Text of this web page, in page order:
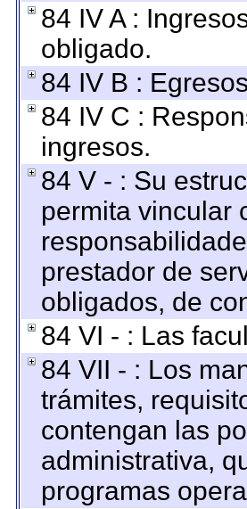
84 IV A :
obligado.
84 IV B :
84 IV C :
ingresos.
84 V - : Su
permita vincular
prestador de
obligados, de
84 VI - : Las
84 VII - : Los
trámites,
contengan las
administrativa,
programas